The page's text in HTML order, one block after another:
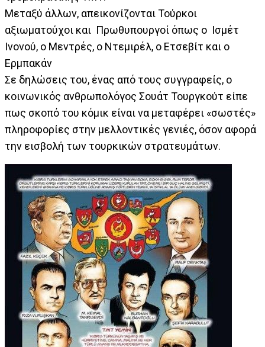
Μεταξύ άλλων, απεικονίζονται Τούρκοι
αξιωματούχοι και Πρωθυπουργοί όπως ο Ισμέτ
Ινονού, ο Μεντρές, ο Ντεμιρέλ, ο Ετσεβίτ και ο
Ερμπακάν
Σε δηλώσεις του, ένας από τους συγγραφείς, ο
κοινωνικός ανθρωπολόγος Σουάτ Τουργκούτ είπε
πως σκοπό του κόμικ είναι να μεταφέρει «σωστές»
πληροφορίες στην μελλοντικές γενιές, όσον αφορά
την εισβολή των τουρκικών στρατευμάτων.